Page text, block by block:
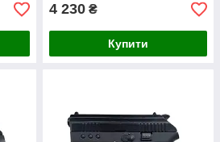
4 230 ₴
Купити